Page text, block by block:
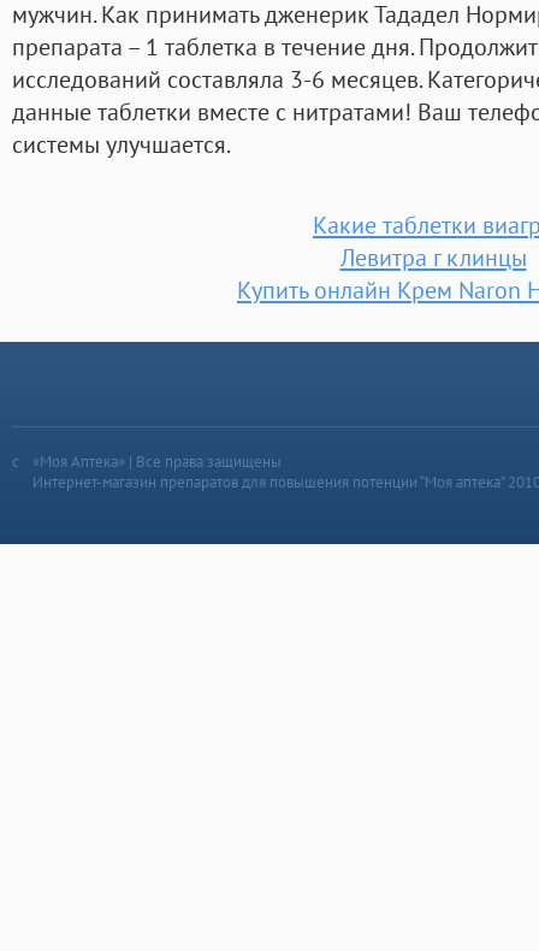
мужчин. Как принимать дженерик Тададел
препарата – 1 таблетка в течение дня.
исследований составляла 3-6 месяцев.
данные таблетки вместе с нитратами! Ваш
системы улучшается.
Какие таблетки
Левитра г клинцы
Купить онлайн Крем Naron
«Моя Аптека» | Все права защищены
Интернет-магазин препаратов для повышения потенции “Моя аптека”